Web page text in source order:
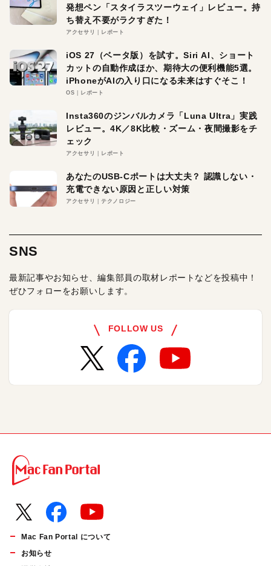
発想ペン「スタイラスツーウェイ」レビュー。持
ち替え不要がラクすぎた！
アクセサリ レポート
iOS 27（ベータ版）を試す。Siri AI、ショート
カットの自動作成ほか、期待大の便利機能5選。
iPhoneがAIの入り口になる未来はすぐそこ！
OS レポート
Insta360のジンバルカメラ「Luna Ultra」実践
レビュー。4K／8K比較・ズーム・夜間撮影をチ
ェック
アクセサリ レポート
あなたのUSB-Cポートは大丈夫？ 認識しない・
充電できない原因と正しい対策
アクセサリ テクノロジー
SNS
最新記事やお知らせ、編集部員の取材レポートなどを投稿中！
ぜひフォローをお願いします。
FOLLOW US
Mac Fan Portal について
お知らせ